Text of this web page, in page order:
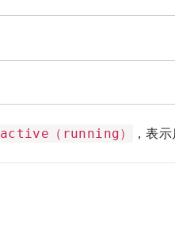
active（running） ，表